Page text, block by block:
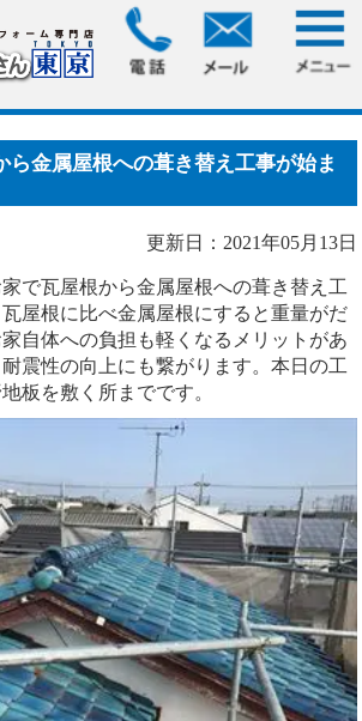
飾区｜瓦屋根から金属屋根への葺き替え
ら金属屋根への葺き替え工事が始ま
更新日：2021年05月13日
で瓦屋根から金属屋根への葺き替え工
屋根に比べ金属屋根にすると重量がだ
自体への負担も軽くなるメリットがあ
震性の向上にも繋がります。本日の工
板を敷く所までです。